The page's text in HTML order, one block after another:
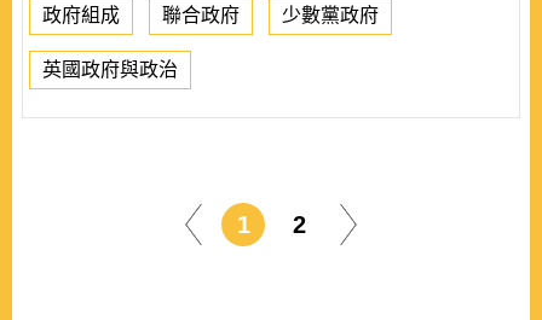
政府組成 聯合政府 少數黨政府
英國政府與政治
1 2